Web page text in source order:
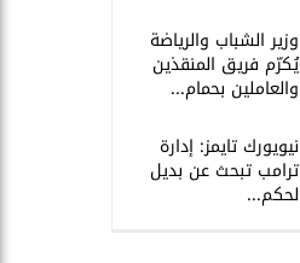
وزير الشباب والرياضة
يُكرّم فريق المنقذين
والعاملين بحمام...
نيويورك تايمز: إدارة
ترامب تبحث عن بديل
لحكم...